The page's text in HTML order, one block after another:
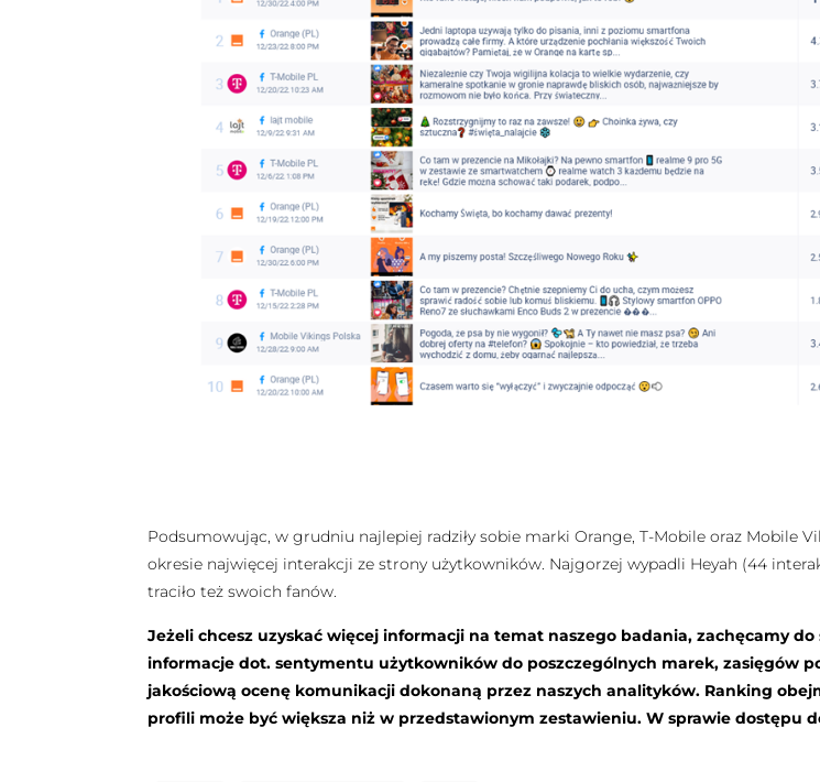
Podsumowując, w grudniu najlepiej radziły sobie marki Orange, T-Mobile oraz Mobile
okresie najwięcej interakcji ze strony użytkowników. Najgorzej wypadli Heyah (44
traciło też swoich fanów.
Jeżeli chcesz uzyskać więcej informacji na temat naszego badania, zachęcamy
informacje dot. sentymentu użytkowników do poszczególnych marek, zasięgów
jakościową ocenę komunikacji dokonaną przez naszych analityków. Ranking
profili może być większa niż w przedstawionym zestawieniu. W sprawie dostępu